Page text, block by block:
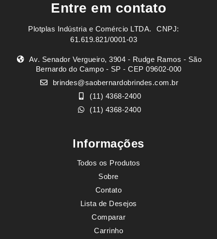
Entre em contato
Plotplas Indústria e Comércio LTDA. ㅤㅤㅤ CNPJ:
61.619.821/0001-03
Av. Senador Vergueiro, 3904 - Rudge Ramos - São
Bernardo do Campo - SP - CEP 09602-000
brindes@saobernardobrindes.com.br
(11) 4368-2400
(11) 4368-2400
Informações
Todos os Produtos
Sobre
Contato
Lista de Desejos
Comparar
Carrinho